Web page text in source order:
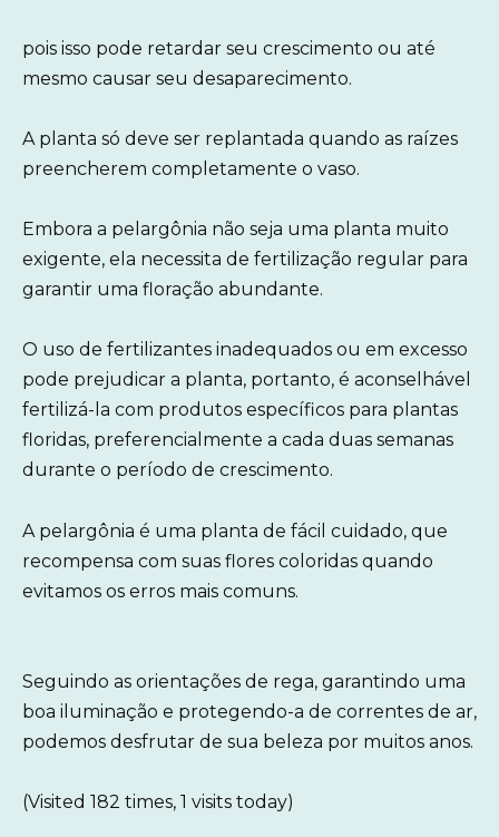
pois isso pode retardar seu crescimento ou até
mesmo causar seu desaparecimento.
A planta só deve ser replantada quando as raízes
preencherem completamente o vaso.
Embora a pelargônia não seja uma planta muito
exigente, ela necessita de fertilização regular para
garantir uma floração abundante.
O uso de fertilizantes inadequados ou em excesso
pode prejudicar a planta, portanto, é aconselhável
fertilizá-la com produtos específicos para plantas
floridas, preferencialmente a cada duas semanas
durante o período de crescimento.
A pelargônia é uma planta de fácil cuidado, que
recompensa com suas flores coloridas quando
evitamos os erros mais comuns.
Seguindo as orientações de rega, garantindo uma
boa iluminação e protegendo-a de correntes de ar,
podemos desfrutar de sua beleza por muitos anos.
(Visited 182 times, 1 visits today)